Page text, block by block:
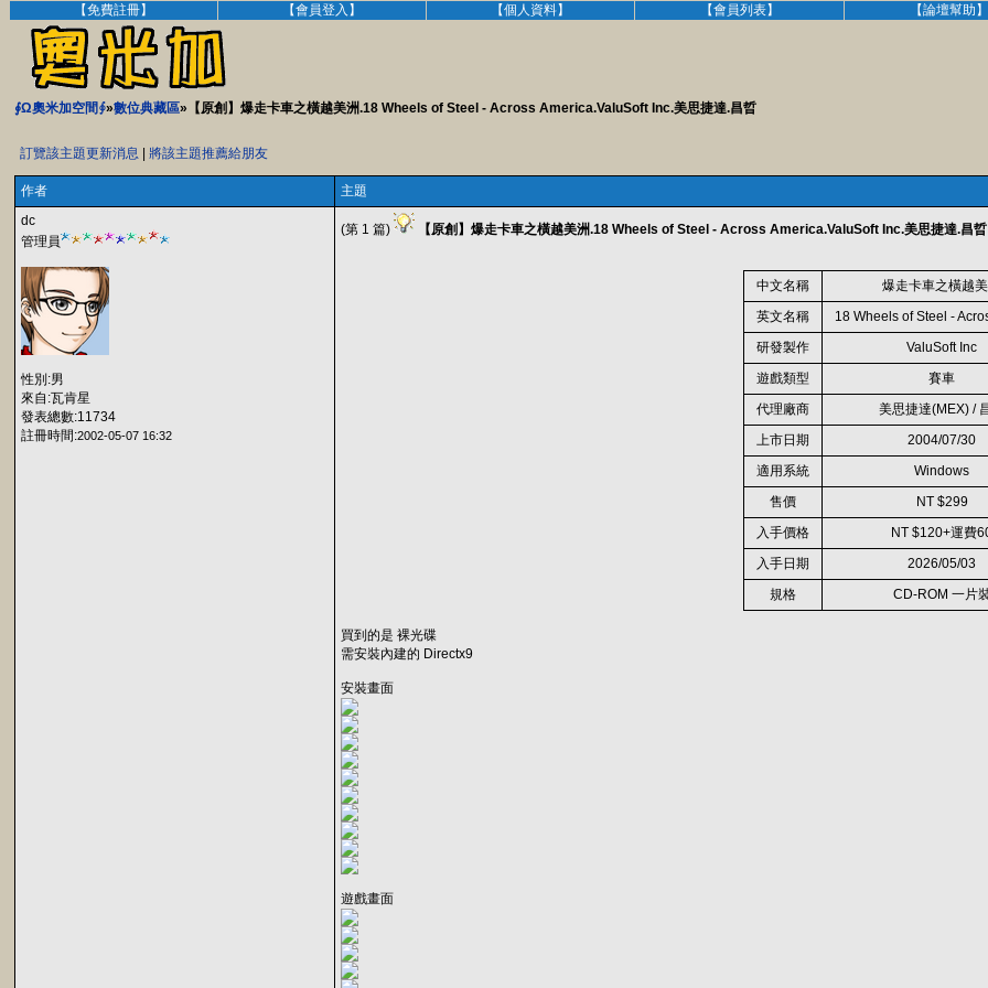
【免費註冊】 【會員登入】 【個人資料】 【會員列表】 【論壇幫助】
∮Ω奧米加空間∮»數位典藏區»【原創】爆走卡車之橫越美洲.18 Wheels of Steel - Across America.ValuSoft Inc.美思捷達.昌晢
訂覽該主題更新消息 將該主題推薦給朋友
作者
主題
dc
管理員
性別:男
來自:瓦肯星
發表總數:11734
註冊時間:2002-05-07 16:32
(第 1 篇) 【原創】爆走卡車之橫越美洲.18 Wheels of Steel - Across America.ValuSoft Inc.美思捷達.昌晢
中文名稱
爆走卡車之橫越
英文名稱
18 Wheels of Steel -
研發製作
ValuSoft Inc
遊戲類型
賽車
代理廠商
美思捷達(MEX) /
上市日期
2004/07/30
適用系統
Windows
售價
NT $299
入手價格
NT $120+運費
入手日期
2026/05/03
規格
CD-ROM 一片
買到的是 裸光碟
需安裝內建的 Directx9
安裝畫面
遊戲畫面